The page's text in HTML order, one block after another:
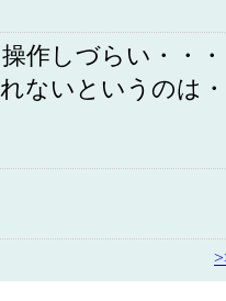
作しづらい・・・
ないというのは